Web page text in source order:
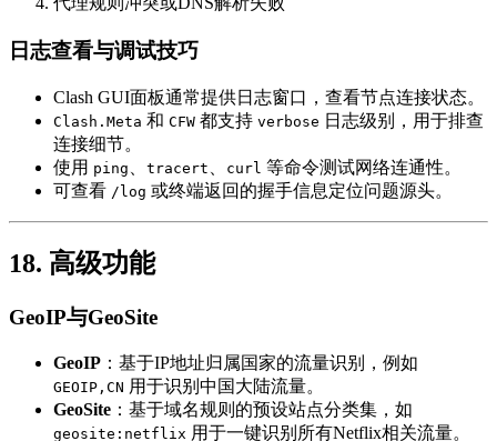
日志查看与调试技巧
Clash GUI面板通常提供日志窗口，查看节点连接状态。
Clash.Meta 和 CFW 都支持 verbose 日志级别，用于排查
连接细节。
使用 ping tracert curl 等命令测试网络连通性。
可查看 /log 或终端返回的握手信息定位问题源头。
18. 高级功能
GeoIP与GeoSite
GeoIP ：基于IP地址归属国家的流量识别，例如
GEOIP,CN 用于识别中国大陆流量。
GeoSite ：基于域名规则的预设站点分类集，如
geosite:netflix 用于一键识别所有Netflix相关流量。